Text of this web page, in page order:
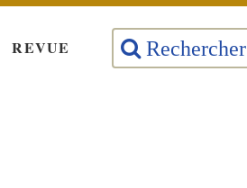
REVUE Rechercher